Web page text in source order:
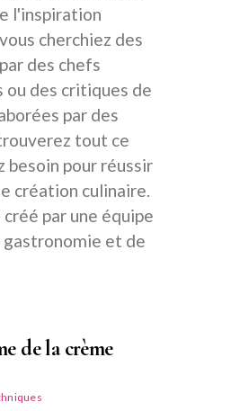
l'inspiration
cherchiez des
des chefs
ou des critiques de
par des
tout ce
besoin pour réussir
création culinaire.
par une équipe
gastronomie et de
de la crème